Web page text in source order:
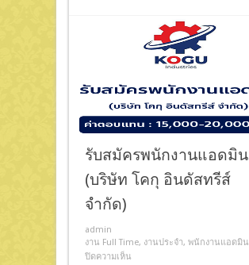
รับสมัครพนักงานแอดมิน
(บริษัท โคกุ อินดัสทรีส์
จำกัด)
admin
งาน Full Time, งานประจำ, พนักงานแอดมิน
ปิดความเห็น